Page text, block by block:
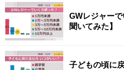
GWレジャー
聞いてみた】
子どもの頃に